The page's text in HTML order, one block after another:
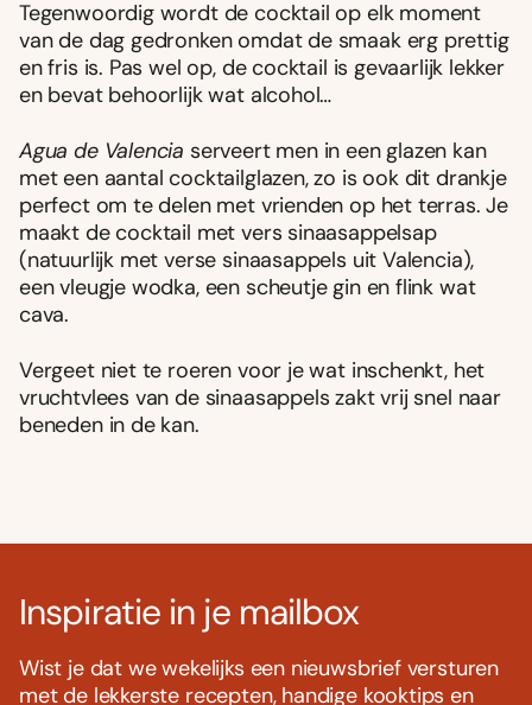
Tegenwoordig wordt de cocktail op elk moment
van de dag gedronken omdat de smaak erg prettig
en fris is. Pas wel op, de cocktail is gevaarlijk lekker
en bevat behoorlijk wat alcohol…
Agua de Valencia serveert men in een glazen kan
met een aantal cocktailglazen, zo is ook dit drankje
perfect om te delen met vrienden op het terras. Je
maakt de cocktail met vers sinaasappelsap
(natuurlijk met verse sinaasappels uit Valencia),
een vleugje wodka, een scheutje gin en flink wat
cava.
Vergeet niet te roeren voor je wat inschenkt, het
vruchtvlees van de sinaasappels zakt vrij snel naar
beneden in de kan.
Inspiratie in je mailbox
Wist je dat we wekelijks een nieuwsbrief versturen
met de lekkerste recepten, handige kooktips en